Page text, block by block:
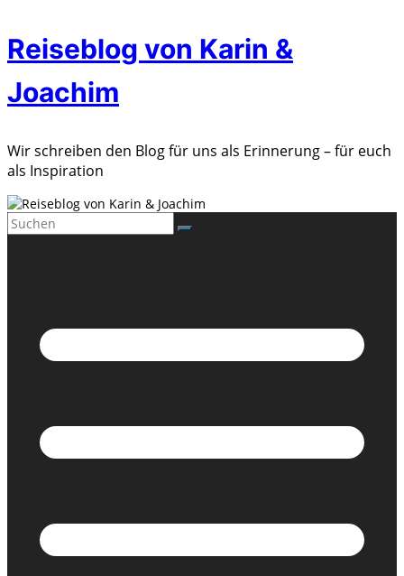
Zum
Inhalt
springen
Reiseblog von Karin &
Joachim
Wir schreiben den Blog für uns als Erinnerung – für euch
als Inspiration